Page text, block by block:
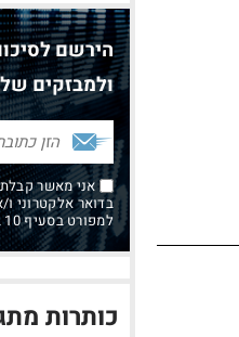
הירשם
ולמבזקים של
אני מאשר קבלת
בדואר אלקטרוני
למפורט בסעיף 10 בתנאי השימוש
כותרות